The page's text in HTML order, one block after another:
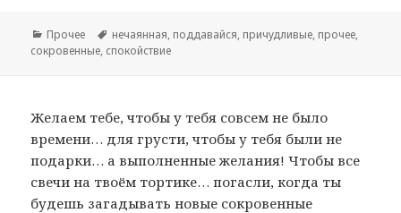
Рубрики
Прочее Метки
нечаянная, поддавайся, причудливые, прочее,
сокровенные, спокойствие
Желаем тебе, чтобы у тебя совсем не было
времени… для грусти, чтобы у тебя были не
подарки… а выполненные желания! Чтобы все
свечи на твоём тортике… погасли, когда ты
будешь загадывать новые сокровенные